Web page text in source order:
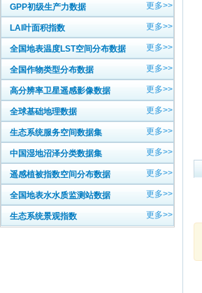
GPP初级生产力数据 更多>>
LAI叶面积指数 更多>>
全国地表温度LST空间分布数据 更多>>
全国作物类型分布数据 更多>>
高分辨率卫星遥感影像数据 更多>>
全球基础地理数据 更多>>
生态系统服务空间数据集 更多>>
中国湿地沼泽分类数据集 更多>>
遥感植被指数空间分布数据 更多>>
全国地表水水质监测站数据 更多>>
生态系统景观指数 更多>>